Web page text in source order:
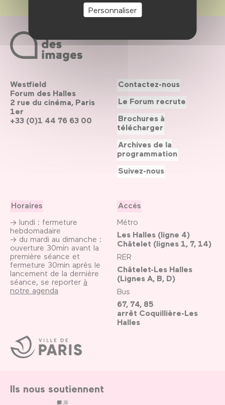
Personnaliser
Ville
de
Paris
Westfield
Forum des Halles
2 rue du cinéma, Paris
1er
+33 (0)1 44 76 63 00
Horaires
→ lundi : fermeture
hebdomadaire
→ du mardi au dimanche :
ouverture 30min avant la
première séance et
fermeture 30min après le
lancement de la dernière
séance, se reporter à
notre agenda
Accès
Métro
Les Halles (ligne 4)
Châtelet (lignes 1, 7, 14)
RER
Châtelet-Les Halles
(Lignes A, B, D)
Bus
67, 74, 85
arrêt Coquillière-Les
Halles
Contactez-nous
Le Forum recrute
Brochures à
télécharger
Archives de la
programmation
Suivez-nous
Ils nous soutiennent